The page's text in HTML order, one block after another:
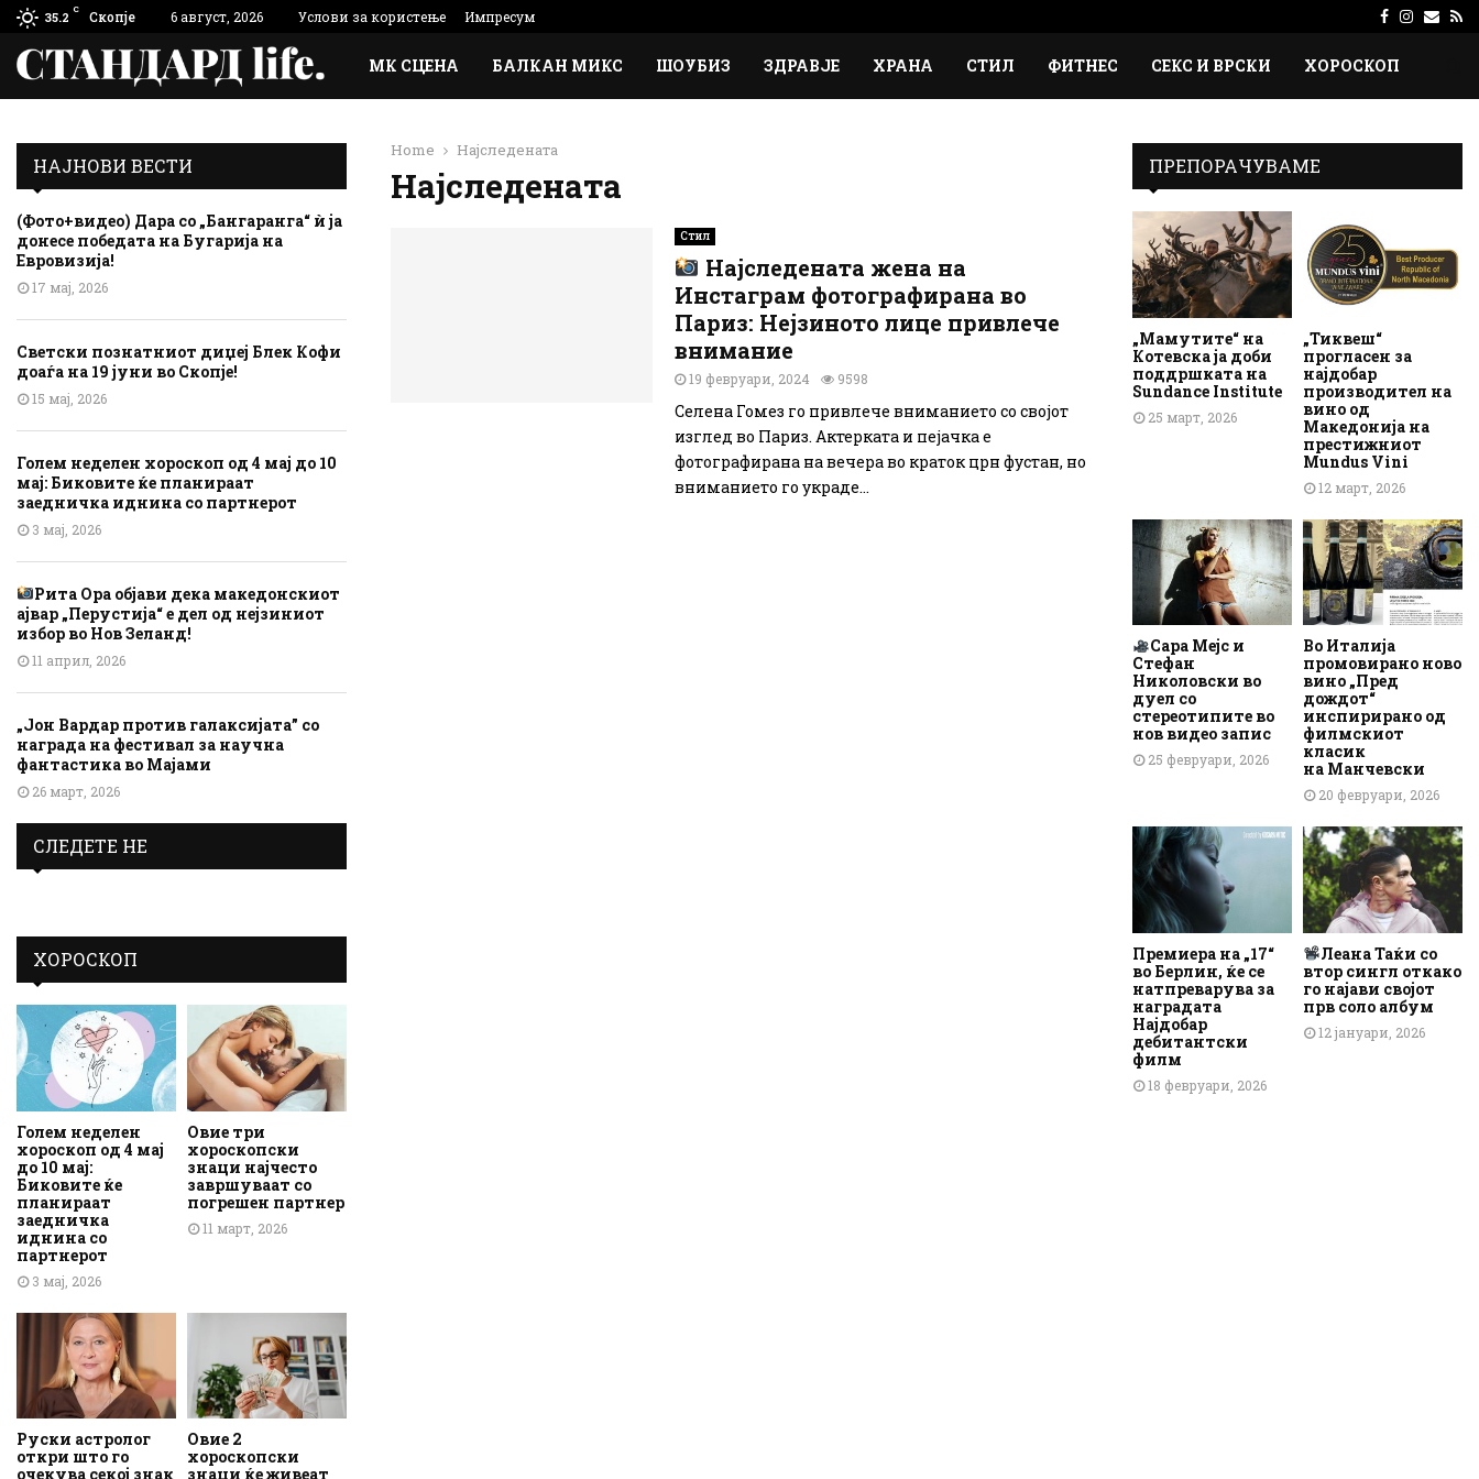
35.2 C Скопје 6 август, 2026 Услови за користење Импресум Facebook
МК СЦЕНА БАЛКАН МИКС ШОУБИЗ ЗДРАВЈЕ ХРАНА СТИЛ ФИТНЕС СЕКС И ВРСКИ ХОРОСКОП
Home Најследената
Најследената
Стил
Најследената жена на
Инстаграм фотографирана во
Париз: Нејзиното лице привлече
внимание
19 февруари, 2024 9598
Селена Гомез го привлече вниманието со својот
изглед во Париз. Актерката и пејачка е
фотографирана на вечера во краток црн фустан, но
вниманието го украде...
НАЈНОВИ ВЕСТИ
(Фото+видео) Дара со „Бангаранга“ ѝ ја
донесе победата на Бугарија на
Евровизија!
17 мај, 2026
Светски познатниот диџеј Блек Кофи
доаѓа на 19 јуни во Скопје!
15 мај, 2026
Голем неделен хороскоп од 4 мај до 10
мај: Биковите ќе планираат
заедничка иднина со партнерот
3 мај, 2026
Рита Ора објави дека македонскиот
ајвар „Перустија“ е дел од нејзиниот
избор во Нов Зеланд!
11 април, 2026
„Јон Вардар против галаксијата” со
награда на фестивал за научна
фантастика во Мајами
26 март, 2026
СЛЕДЕТЕ НЕ
ХОРОСКОП
Голем неделен
хороскоп од 4 мај
до 10 мај:
Биковите ќе
планираат
заедничка
иднина со
партнерот
3 мај, 2026
Овие три
хороскопски
знаци најчесто
завршуваат со
погрешен партнер
11 март, 2026
Руски астролог
откри што го
очекува секој знак
Овие 2
хороскопски
знаци ќе живеат
ПРЕПОРАЧУВАМЕ
„Мамутите“ на
Котевска ја доби
поддршката на
Sundance Institute
25 март, 2026
„Тиквеш“
прогласен за
најдобар
производител на
вино од
Македонија на
престижниот
Mundus Vini
12 март, 2026
Сара Мејс и
Стефан
Николовски во
дуел со
стереотипите во
нов видео запис
25 февруари, 2026
Во Италија
промовирано ново
вино „Пред
дождот“
инспирирано од
филмскиот
класик
на Манчевски
20 февруари, 2026
Премиера на „17“
во Берлин, ќе се
натпреварува за
наградата
Најдобар
дебитантски
филм
18 февруари, 2026
Леана Таќи со
втор сингл откако
го најави својот
прв соло албум
12 јануари, 2026